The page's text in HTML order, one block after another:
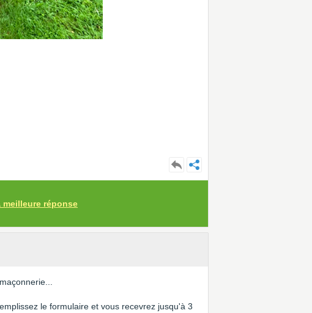
réponse
le formulaire et vous recevrez jusqu'à 3